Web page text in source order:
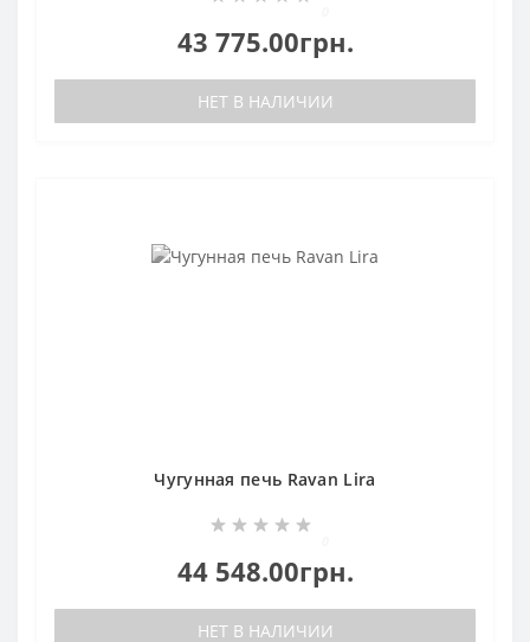
43 775.00грн.
НЕТ В НАЛИЧИИ
Чугунная печь Ravan Lira
44 548.00грн.
НЕТ В НАЛИЧИИ